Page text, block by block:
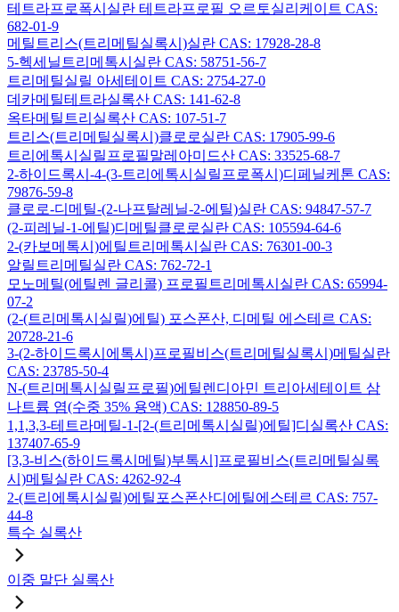
테트라프로폭시실란 테트라프로필 오르토실리케이트 CAS:
682-01-9
메틸트리스(트리메틸실록시)실란 CAS: 17928-28-8
5-헥세닐트리메톡시실란 CAS: 58751-56-7
트리메틸실릴 아세테이트 CAS: 2754-27-0
데카메틸테트라실록산 CAS: 141-62-8
옥타메틸트리실록산 CAS: 107-51-7
트리스(트리메틸실록시)클로로실란 CAS: 17905-99-6
트리에톡시실릴프로필말레아미드산 CAS: 33525-68-7
2-하이드록시-4-(3-트리에톡시실릴프로폭시)디페닐케톤 CAS:
79876-59-8
클로로-디메틸-(2-나프탈레닐-2-에틸)실란 CAS: 94847-57-7
(2-피레닐-1-에틸)디메틸클로로실란 CAS: 105594-64-6
2-(카보메톡시)에틸트리메톡시실란 CAS: 76301-00-3
알릴트리메틸실란 CAS: 762-72-1
모노메틸(에틸렌 글리콜) 프로필트리메톡시실란 CAS: 65994-
07-2
(2-(트리메톡시실릴)에틸) 포스폰산, 디메틸 에스테르 CAS:
20728-21-6
3-(2-하이드록시에톡시)프로필비스(트리메틸실록시)메틸실란
CAS: 23785-50-4
N-(트리메톡시실릴프로필)에틸렌디아민 트리아세테이트 삼
나트륨 염(수중 35% 용액) CAS: 128850-89-5
1,1,3,3-테트라메틸-1-[2-(트리메톡시실릴)에틸]디실록산 CAS:
137407-65-9
[3,3-비스(하이드록시메틸)부톡시]프로필비스(트리메틸실록
시)메틸실란 CAS: 4262-92-4
2-(트리에톡시실릴)에틸포스폰산디에틸에스테르 CAS: 757-
44-8
특수 실록산
이중 말단 실록산